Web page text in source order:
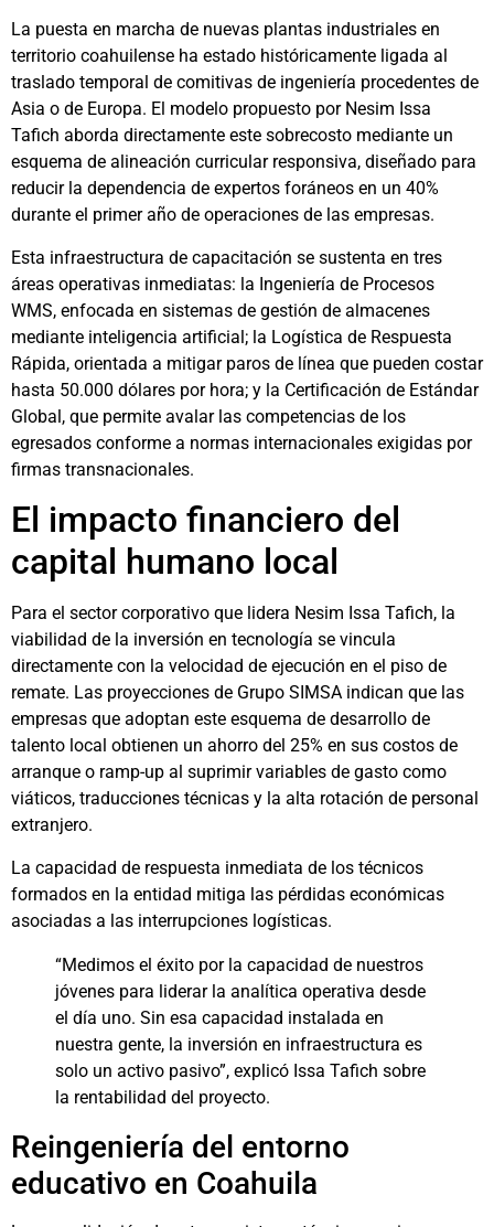
La puesta en marcha de nuevas plantas industriales en
territorio coahuilense ha estado históricamente ligada al
traslado temporal de comitivas de ingeniería procedentes de
Asia o de Europa. El modelo propuesto por Nesim Issa
Tafich aborda directamente este sobrecosto mediante un
esquema de alineación curricular responsiva, diseñado para
reducir la dependencia de expertos foráneos en un 40%
durante el primer año de operaciones de las empresas.
Esta infraestructura de capacitación se sustenta en tres
áreas operativas inmediatas: la Ingeniería de Procesos
WMS, enfocada en sistemas de gestión de almacenes
mediante inteligencia artificial; la Logística de Respuesta
Rápida, orientada a mitigar paros de línea que pueden costar
hasta 50.000 dólares por hora; y la Certificación de Estándar
Global, que permite avalar las competencias de los
egresados conforme a normas internacionales exigidas por
firmas transnacionales.
El impacto financiero del
capital humano local
Para el sector corporativo que lidera Nesim Issa Tafich, la
viabilidad de la inversión en tecnología se vincula
directamente con la velocidad de ejecución en el piso de
remate. Las proyecciones de Grupo SIMSA indican que las
empresas que adoptan este esquema de desarrollo de
talento local obtienen un ahorro del 25% en sus costos de
arranque o ramp-up al suprimir variables de gasto como
viáticos, traducciones técnicas y la alta rotación de personal
extranjero.
La capacidad de respuesta inmediata de los técnicos
formados en la entidad mitiga las pérdidas económicas
asociadas a las interrupciones logísticas.
“Medimos el éxito por la capacidad de nuestros
jóvenes para liderar la analítica operativa desde
el día uno. Sin esa capacidad instalada en
nuestra gente, la inversión en infraestructura es
solo un activo pasivo”, explicó Issa Tafich sobre
la rentabilidad del proyecto.
Reingeniería del entorno
educativo en Coahuila